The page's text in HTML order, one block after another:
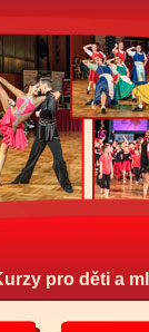
pro děti a